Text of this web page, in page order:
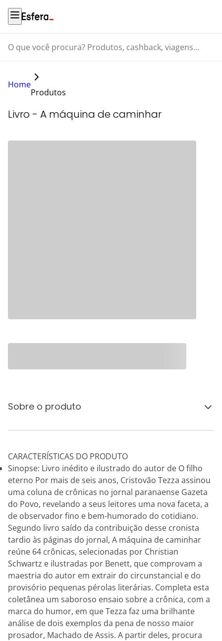
O que você procura? Produtos, cashback, viagens...
Home
Produtos
Livro - A máquina de caminhar
Sobre o produto
CARACTERÍSTICAS DO PRODUTO
Sinopse: Livro inédito e ilustrado do autor de O filho
eterno Por mais de seis anos, Cristovão Tezza assinou
uma coluna de crônicas no jornal paranaense Gazeta
do Povo, revelando a seus leitores uma nova faceta, a
de observador fino e bem-humorado do cotidiano.
Segundo livro saído da contribuição desse cronista
tardio às páginas do jornal, A máquina de caminhar
reúne 64 crônicas, selecionadas por Christian
Schwartz e ilustradas por Benett, que comprovam a
maestria do autor em extrair do circunstancial e do
provisório pequenas pérolas literárias. Completa esta
coletânea um saboroso ensaio sobre a crônica, com a
marca do humor, em que Tezza faz uma brilhante
análise de dois exemplos da pena de nosso maior
prosador, Machado de Assis. A partir deles, procura